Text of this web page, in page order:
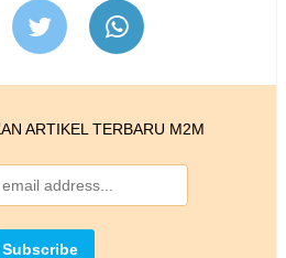
ARTIKEL TERBARU M2M